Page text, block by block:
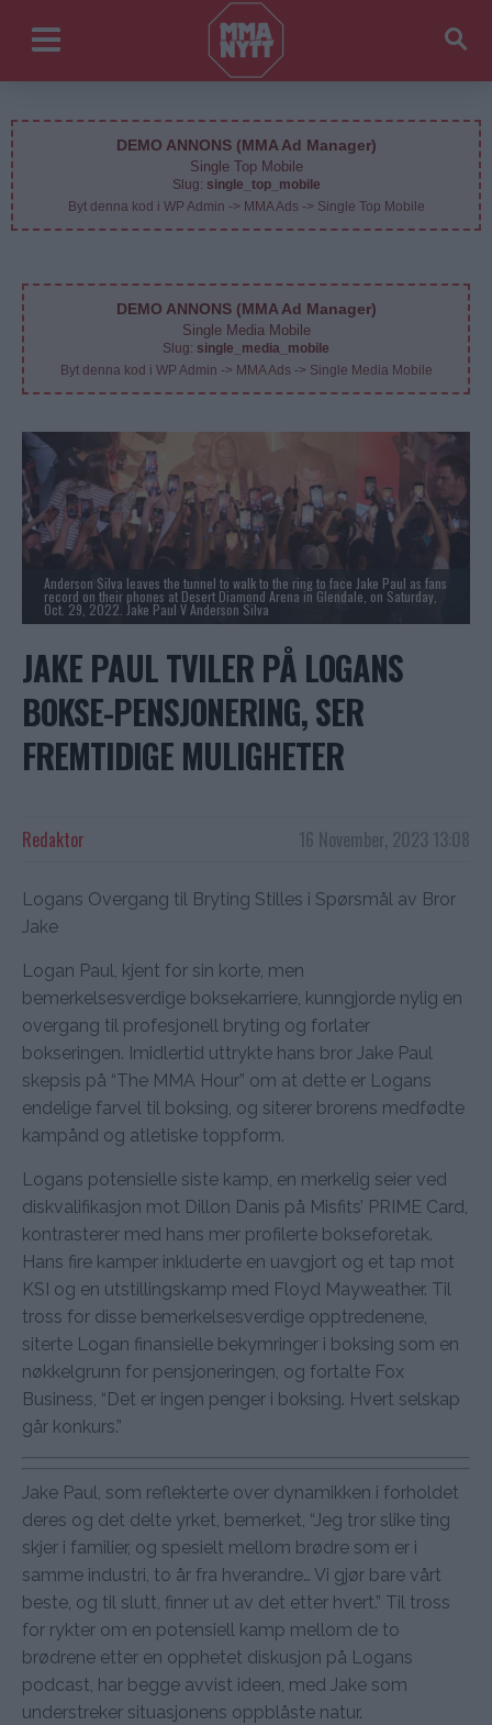
DEMO ANNONS (MMA Ad Manager)
Single Top Mobile
Slug: single_top_mobile
Byt denna kod i WP Admin -> MMA Ads -> Single Top Mobile
DEMO ANNONS (MMA Ad Manager)
Single Media Mobile
Slug: single_media_mobile
Byt denna kod i WP Admin -> MMA Ads -> Single Media Mobile
Anderson Silva leaves the tunnel to walk to the ring to face Jake Paul as fans
record on their phones at Desert Diamond Arena in Glendale, on Saturday,
Oct. 29, 2022. Jake Paul V Anderson Silva
JAKE PAUL TVILER PÅ LOGANS
BOKSE-PENSJONERING, SER
FREMTIDIGE MULIGHETER
16 November, 2023 13:08
Redaktor
Logans Overgang til Bryting Stilles i Spørsmål av Bror
Jake
Logan Paul, kjent for sin korte, men
bemerkelsesverdige boksekarriere, kunngjorde nylig en
overgang til profesjonell bryting og forlater
bokseringen. Imidlertid uttrykte hans bror Jake Paul
skepsis på “The MMA Hour” om at dette er Logans
endelige farvel til boksing, og siterer brorens medfødte
kampånd og atletiske toppform.
Logans potensielle siste kamp, en merkelig seier ved
diskvalifikasjon mot Dillon Danis på Misfits’ PRIME Card,
kontrasterer med hans mer profilerte bokseforetak.
Hans fire kamper inkluderte en uavgjort og et tap mot
KSI og en utstillingskamp med Floyd Mayweather. Til
tross for disse bemerkelsesverdige opptredenene,
siterte Logan finansielle bekymringer i boksing som en
nøkkelgrunn for pensjoneringen, og fortalte Fox
Business, “Det er ingen penger i boksing. Hvert selskap
går konkurs.”
Jake Paul, som reflekterte over dynamikken i forholdet
deres og det delte yrket, bemerket, “Jeg tror slike ting
skjer i familier, og spesielt mellom brødre som er i
samme industri, to år fra hverandre… Vi gjør bare vårt
beste, og til slutt, finner ut av det etter hvert.” Til tross
for rykter om en potensiell kamp mellom de to
brødrene etter en opphetet diskusjon på Logans
podcast, har begge avvist ideen, med Jake som
understreker situasjonens oppblåste natur.